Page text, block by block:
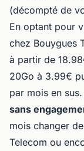
(décompté de
En optant pour
chez Bouygues
à partir de
20Go à 3.99€
par mois en
sans
mois changer
Telecom ou